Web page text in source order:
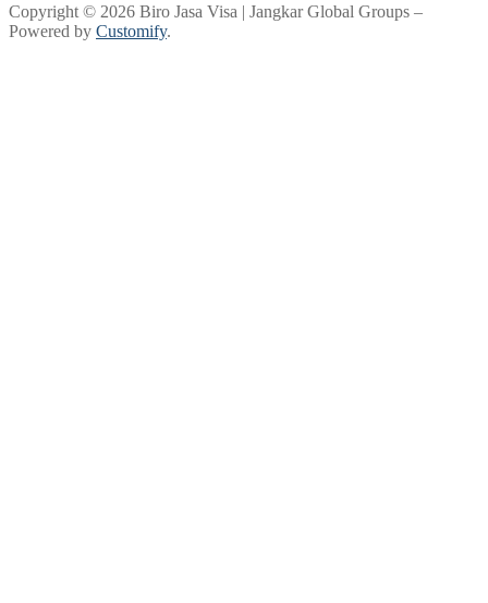
Copyright © 2026 Biro Jasa Visa | Jangkar Global Groups –
Powered by Customify.